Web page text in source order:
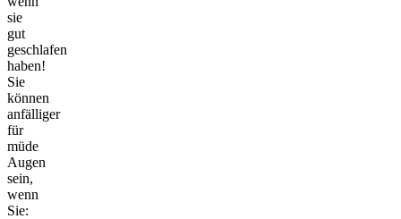
sie
gut
geschlafen
haben!
Sie
können
anfälliger
für
müde
Augen
sein,
wenn
Sie: